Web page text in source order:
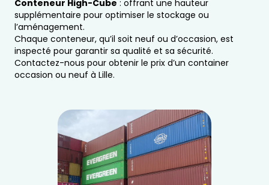
Conteneur High-Cube : offrant une hauteur
supplémentaire pour optimiser le stockage ou
l’aménagement.
Chaque conteneur, qu’il soit neuf ou d’occasion, est
inspecté pour garantir sa qualité et sa sécurité.
Contactez-nous pour obtenir le prix d’un container
occasion ou neuf à Lille.